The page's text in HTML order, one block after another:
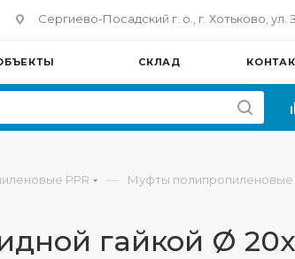
Сергиево-Посадский г. о., г. Хотьково, ул.
СКЛАД
PPR — Муфты полипропиленовые
гайкой Ø